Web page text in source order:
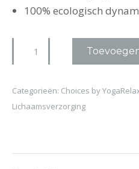
100% ecologisch
Hauschka
Dagcreme
Categorieën: Choices by
Lichaamsverzorging